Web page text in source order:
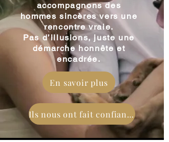
accompagnons des
hommes sincères vers une
rencontre vraie.
Pas d’illusions, juste une
démarche honnête et
encadrée.
En savoir plus
Ils nous ont fait confiance